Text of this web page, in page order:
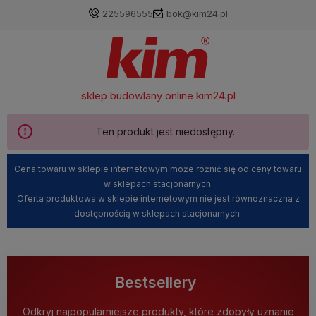
225596555 bok@kim24.pl
sklep budowlany online kim24.pl
Ten produkt jest niedostępny.
Cena towaru w sklepie internetowym może różnić się od ceny towaru
w sklepach stacjonarnych.
Oferta produktowa w sklepie internetowym nie jest równoznaczna z
dostępnością w sklepach stacjonarnych.
Bestsellery
Odkryj najpopularniejsze produkty, które zdobyły uznanie